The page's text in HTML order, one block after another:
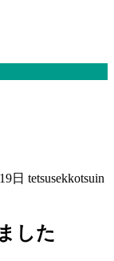
日 tetsusekkotsuin
した